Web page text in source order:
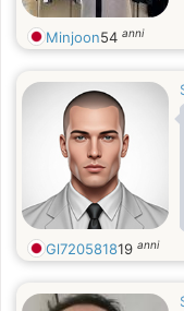
Minjoon54 anni
Gl720581819 anni